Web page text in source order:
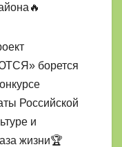
борется
Российской
и
жизни🏆